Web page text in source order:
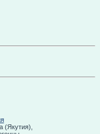
(Якутия),